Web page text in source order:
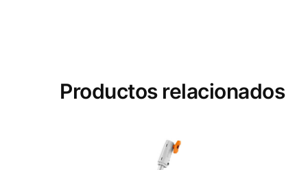
Productos relacionados